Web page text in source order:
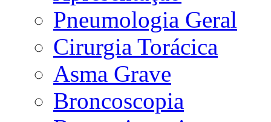
Pneumologia Geral
Cirurgia Torácica
Asma Grave
Broncoscopia